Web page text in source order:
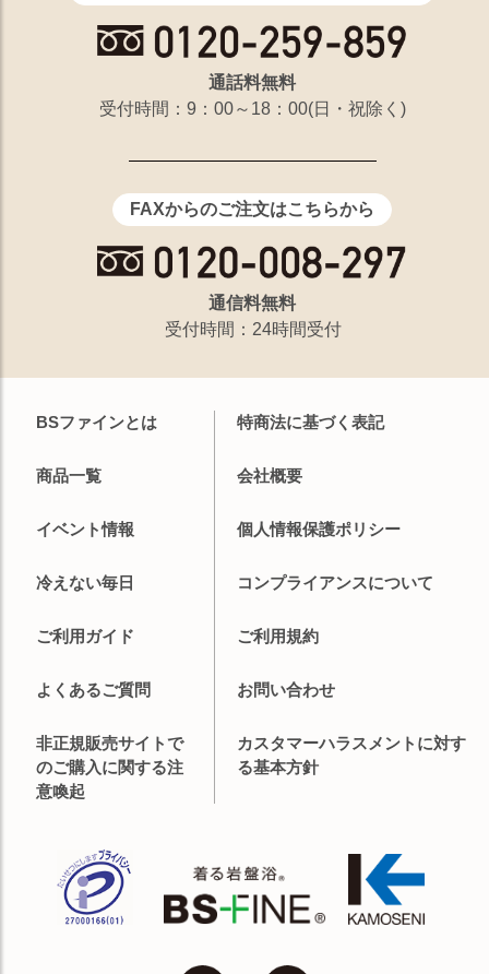
通話料無料
受付時間：9：00～18：00(日・祝除く)
FAXからのご注文はこちらから
通信料無料
受付時間：24時間受付
BSファインとは
商品一覧
イベント情報
冷えない毎日
ご利用ガイド
よくあるご質問
非正規販売サイトで
のご購入に関する注
意喚起
特商法に基づく表記
会社概要
個人情報保護ポリシー
コンプライアンスについて
ご利用規約
お問い合わせ
カスタマーハラスメントに対す
る基本方針